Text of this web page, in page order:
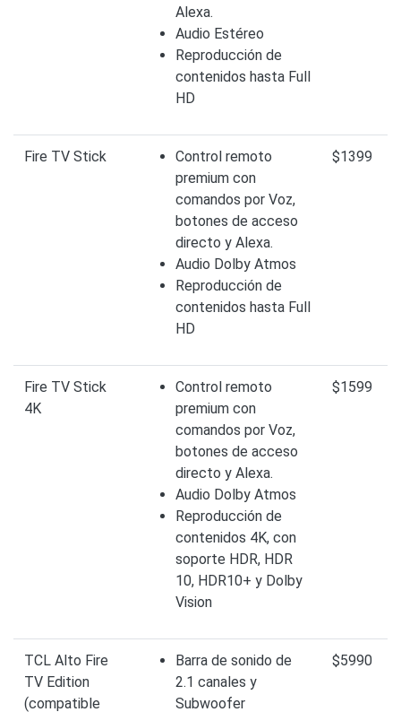
Alexa.
Audio Estéreo
Reproducción de
contenidos hasta Full
HD
Fire TV Stick
Control remoto
premium con
comandos por Voz,
botones de acceso
directo y Alexa.
Audio Dolby Atmos
Reproducción de
contenidos hasta Full
HD
$1399
Fire TV Stick
4K
Control remoto
premium con
comandos por Voz,
botones de acceso
directo y Alexa.
Audio Dolby Atmos
Reproducción de
contenidos 4K, con
soporte HDR, HDR
10, HDR10+ y Dolby
Vision
$1599
TCL Alto Fire
TV Edition
(compatible
Barra de sonido de
2.1 canales y
Subwoofer
$5990